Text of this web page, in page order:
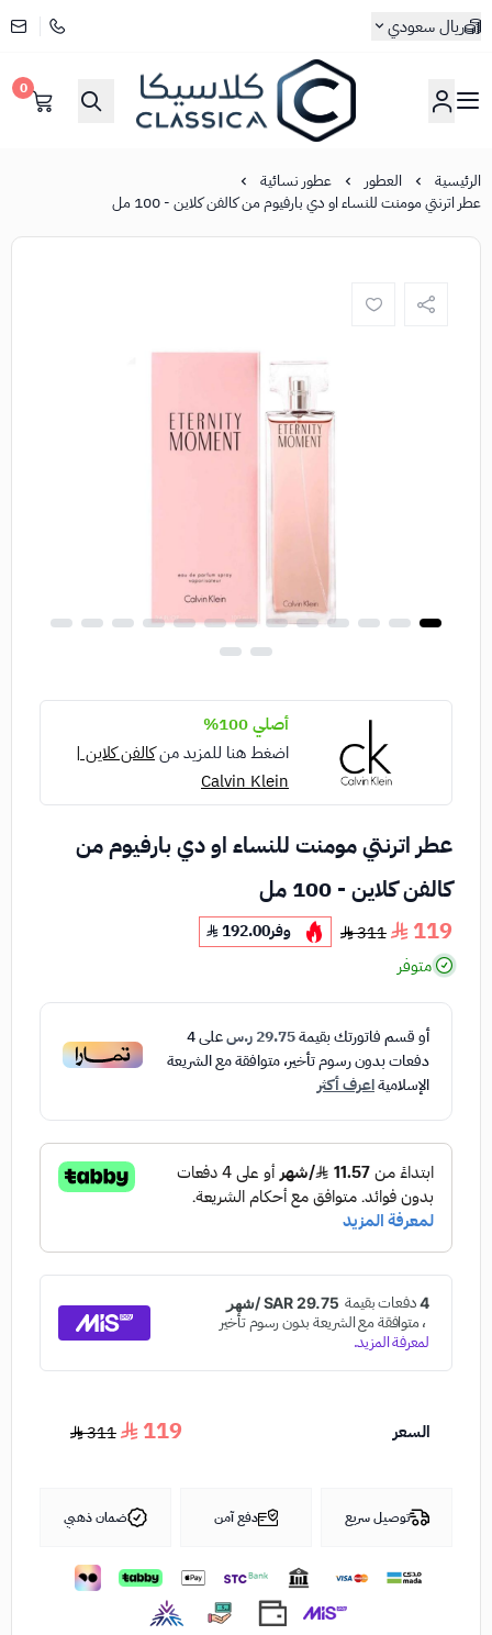
ريال سعودي
كلاسيكا
0
الرئيسية العطور
عطور نسائية
عطر اترنتي مومنت للنساء او دي بارفيوم من كالفن كلاين - 100 مل
أصلي 100%
اضغط هنا للمزيد منكالفن كلاين |
Calvin Klein
عطر اترنتي مومنت للنساء او دي بارفيوم من
كالفن كلاين - 100 مل
119
311 وفر192.00
متوفر
أو قسم فاتورتك بقيمة29.75 ر.س على4
دفعات بدون رسوم تأخير، متوافقة مع الشريعة
الإسلاميةاعرف أكثر
السعر 119
311
توصيل سريع دفع آمن ضمان ذهبي